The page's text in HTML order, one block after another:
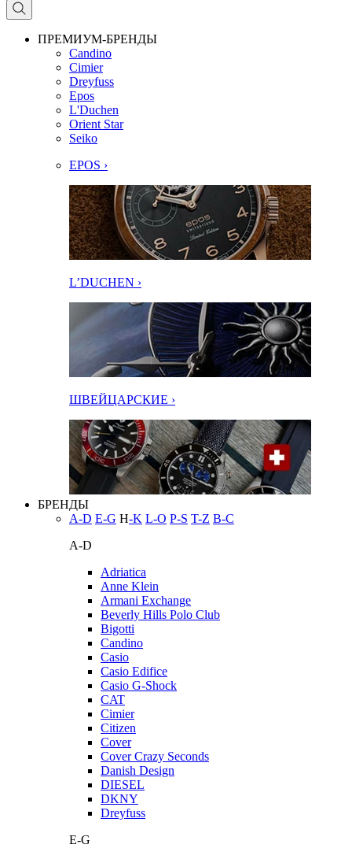
ПРЕМИУМ-БРЕНДЫ
Candino
Cimier
Dreyfuss
Epos
L'Duchen
Orient Star
Seiko
EPOS ›
L’DUCHEN ›
ШВЕЙЦАРСКИЕ ›
БРЕНДЫ
A-D E-G H-K L-O P-S T-Z В-С
A-D
Adriatica
Anne Klein
Armani Exchange
Beverly Hills Polo Club
Bigotti
Candino
Casio
Casio Edifice
Casio G-Shock
CAT
Cimier
Citizen
Cover
Cover Crazy Seconds
Danish Design
DIESEL
DKNY
Dreyfuss
E-G